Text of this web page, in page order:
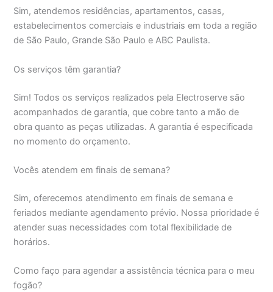
Sim, atendemos residências, apartamentos, casas,
estabelecimentos comerciais e industriais em toda a região
de São Paulo, Grande São Paulo e ABC Paulista.
Os serviços têm garantia?
Sim! Todos os serviços realizados pela Electroserve são
acompanhados de garantia, que cobre tanto a mão de
obra quanto as peças utilizadas. A garantia é especificada
no momento do orçamento.
Vocês atendem em finais de semana?
Sim, oferecemos atendimento em finais de semana e
feriados mediante agendamento prévio. Nossa prioridade é
atender suas necessidades com total flexibilidade de
horários.
Como faço para agendar a assistência técnica para o meu
fogão?